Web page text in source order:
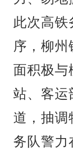
此次高
序，柳
面积极与
站、客运
道，抽调
务队警力